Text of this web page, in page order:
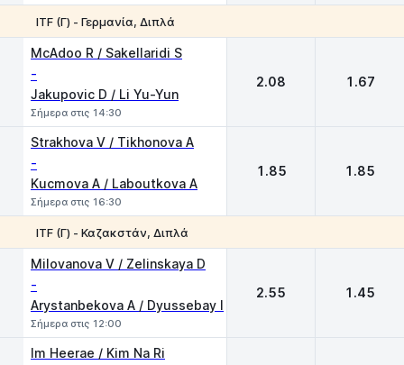
ITF (Γ) - Γερμανία, Διπλά
McAdoo R / Sakellaridi S
-
Jakupovic D / Li Yu-Yun
Σήμερα στις 14:30
2.08 1.67
Strakhova V / Tikhonova A
-
Kucmova A / Laboutkova A
Σήμερα στις 16:30
1.85 1.85
ITF (Γ) - Καζακστάν, Διπλά
Milovanova V / Zelinskaya D
-
Arystanbekova A / Dyussebay I
Σήμερα στις 12:00
2.55 1.45
Im Heerae / Kim Na Ri